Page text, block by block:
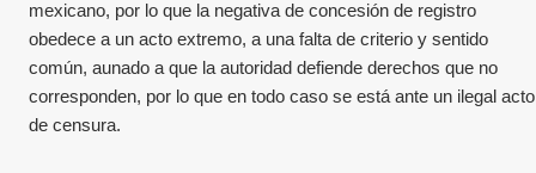
mexicano, por lo que la negativa de concesión de registro
obedece a un acto extremo, a una falta de criterio y sentido
común, aunado a que la autoridad defiende derechos que no
corresponden, por lo que en todo caso se está ante un ilegal acto
de censura.